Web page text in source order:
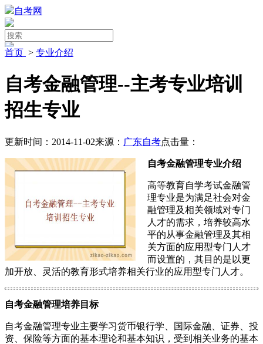
自考网
首页 > 专业介绍
自考金融管理--主考专业培训
招生专业
更新时间：2014-11-02来源： 广东自考点击量：
自考金融管理专业介绍
高等教育自学考试金融管
理专业是为满足社会对金
融管理及相关领域对专门
人才的需求，培养较高水
平的从事金融管理及其相
关方面的应用型专门人才
而设置的，其目的是以更
加开放、灵活的教育形式培养相关行业的应用型专门人才。
自考金融管理培养目标
自考金融管理专业主要学习货币银行学、国际金融、证券、投
资、保险等方面的基本理论和基本知识，受到相关业务的基本